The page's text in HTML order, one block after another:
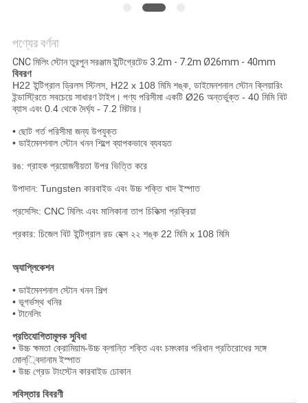
পণ্যের বর্ণনা
CNC মিলিং স্টোন তুরপুন সরঞ্জাম ইন্টিগ্রেটেড 3.2m - 7.2m Ø26mm - 40mm
বিবরণ
H22 ইন্টিগ্রাল ড্রিলস স্টিলস, H22 x 108 মিমি শঙ্ক, ডাইমেনশনাল স্টোন ক্লিয়ারিং
ইন্ডাস্ট্রিতে সবচেয়ে সাধারণ টাইপ। পণ্য পরিসীমা একটি Ø26 অন্তর্ভুক্ত - 40 মিমি বিট
ব্যাস এবং 0.4 থেকে দৈর্ঘ্য - 7.2 মিটার।
• ছোট গর্ত পরিসীমা জন্য উপযুক্ত
• ডাইমেনশনাল স্টোন খনন শিল্পে ব্যাপকভাবে ব্যবহৃত
রঙ: গ্রাহক প্রয়োজনীয়তা উপর ভিত্তি করে
উপাদান: Tungsten কারবাইড এবং উচ্চ শক্তি খাদ ইস্পাত
প্রসেসিং: CNC মিলিং এবং মালিকানা তাপ চিকিত্সা প্রক্রিয়া
প্রকার: চিজেল বিট ইন্টিগ্রাল রড হেক্স ২২ শঙ্ক 22 মিমি x 108 মিমি
অ্যাপ্লিকেশন
• ডাইমেনশনাল স্টোন খনন শিল্প
• ভূগর্ভস্থ খনির
• টানেলিং
প্রতিযোগিতামূলক সুবিধা
• উচ্চ ক্ষমতা ক্রোমিয়াম-উচ্চ ক্লান্তি শক্তি এবং চমৎকার পরিধান প্রতিরোধের সঙ্গে
মোল্্বিদানাম ইস্পাত
• উচ্চ গ্রেড টাংস্টেন কারবাইড ঢোকান
সবিস্তার বিবরণী